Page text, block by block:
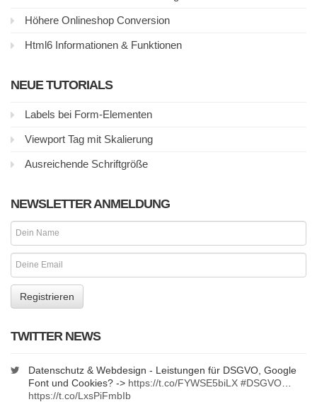
Höhere Onlineshop Conversion
Html6 Informationen & Funktionen
NEUE TUTORIALS
Labels bei Form-Elementen
Viewport Tag mit Skalierung
Ausreichende Schriftgröße
NEWSLETTER ANMELDUNG
TWITTER NEWS
Datenschutz & Webdesign - Leistungen für DSGVO, Google
Font und Cookies? -> https://t.co/FYWSE5biLX #DSGVO
https://t.co/LxsPiFmbIb